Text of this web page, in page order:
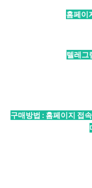
홈페이
텔레그
구매방법 : 홈페이지 접